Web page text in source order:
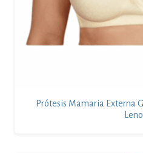
Prótesis Mamaria Externa